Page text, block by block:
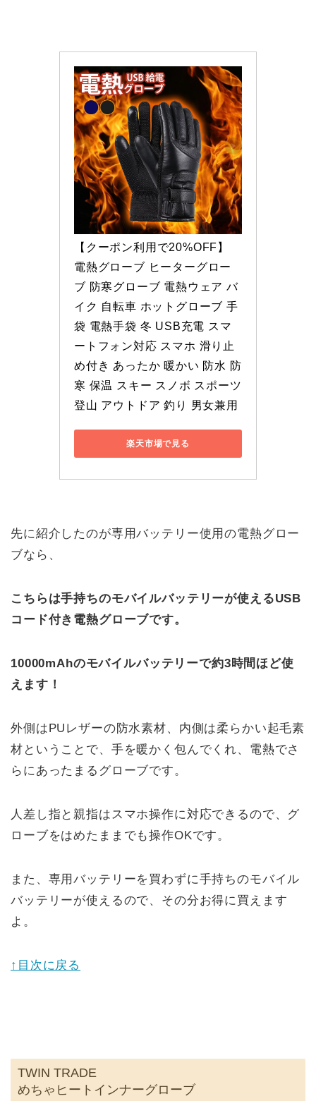
【クーポン利用で20%OFF】
電熱グローブ ヒーターグロー
ブ 防寒グローブ 電熱ウェア バ
イク 自転車 ホットグローブ 手
袋 電熱手袋 冬 USB充電 スマ
ートフォン対応 スマホ 滑り止
め付き あったか 暖かい 防水 防
寒 保温 スキー スノボ スポーツ
登山 アウトドア 釣り 男女兼用
楽天市場で見る
先に紹介したのが専用バッテリー使用の電熱グロー
ブなら、
こちらは手持ちのモバイルバッテリーが使えるUSB
コード付き電熱グローブです。
10000mAhのモバイルバッテリーで約3時間ほど使
えます！
外側はPUレザーの防水素材、内側は柔らかい起毛素
材ということで、手を暖かく包んでくれ、電熱でさ
らにあったまるグローブです。
人差し指と親指はスマホ操作に対応できるので、グ
ローブをはめたままでも操作OKです。
また、専用バッテリーを買わずに手持ちのモバイル
バッテリーが使えるので、その分お得に買えます
よ。
↑目次に戻る
TWIN TRADE
めちゃヒートインナーグローブ